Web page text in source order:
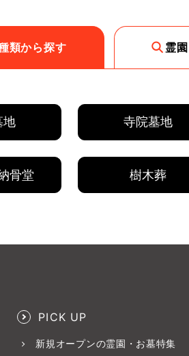
類から探す 霊
地 寺院墓地
骨堂 樹木葬
PICK UP
新規オープンの霊園・お墓特集